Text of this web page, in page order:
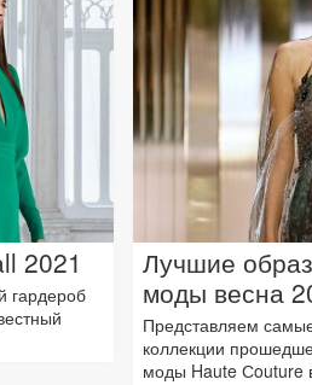
2021
гардероб
Лучшие
моды весна
Представляем
коллекции
моды Haute Сouture